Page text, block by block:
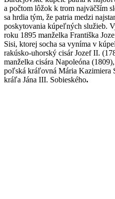
a počtom lôžok k trom najväčším
sa hrdia tým, že patria medzi
poskytovania kúpeľných služieb.
roku 1895 manželka Františka
Sisi, ktorej socha sa vyníma v
rakúsko-uhorský cisár Jozef II.
manželka cisára Napoleóna
poľská kráľovná Mária Kazimiera
kráľa Jána III. Sobieského.